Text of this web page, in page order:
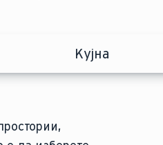
Кујна
отколку